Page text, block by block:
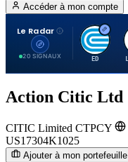
Accéder à mon compte
Le Radar
20 SIGNAUX
C
ED
Action Citic Ltd
CITIC Limited CTPCY
US17304K1025
Ajouter à mon portefeuille